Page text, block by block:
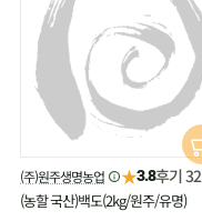
(주)원주생명농업 ★3.8후기 32
(농할 국산)백도(2kg/원주/유명)